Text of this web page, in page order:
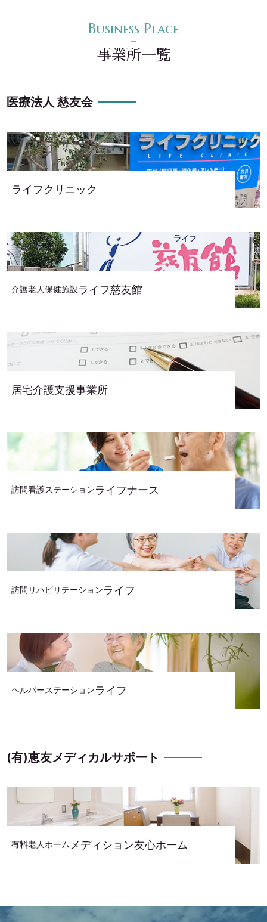
事業所一覧
医療法人 慈友会
ライフクリニック
介護老人保健施設ライフ慈友館
居宅介護支援事業所
訪問看護ステーションライフナース
訪問リハビリテーションライフ
ヘルパーステーションライフ
(有)恵友メディカルサポート
有料老人ホーム メディション友心ホーム